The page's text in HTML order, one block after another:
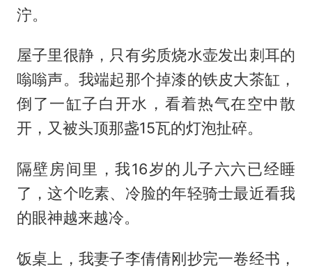
泞。
屋子里很静，只有劣质烧水壶发出刺耳的
嗡嗡声。我端起那个掉漆的铁皮大茶缸，
倒了一缸子白开水，看着热气在空中散
开，又被头顶那盏15瓦的灯泡扯碎。
隔壁房间里，我16岁的儿子六六已经睡
了，这个吃素、冷脸的年轻骑士最近看我
的眼神越来越冷。
饭桌上，我妻子李倩倩刚抄完一卷经书，